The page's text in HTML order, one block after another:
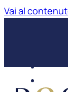
Vai al